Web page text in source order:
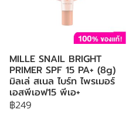
MILLE SNAIL BRIGHT
PRIMER SPF 15 PA+ (8g)
มิลเล่ สเนล ไบร์ท ไพรเมอร์
เอสพีเอฟ15 พีเอ+
฿249